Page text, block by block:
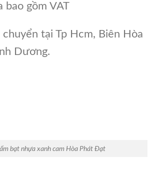
bao gồm VAT
chuyển tại Tp Hcm, Biên Hòa
Dương.
bạt nhựa xanh cam Hòa Phát Đạt